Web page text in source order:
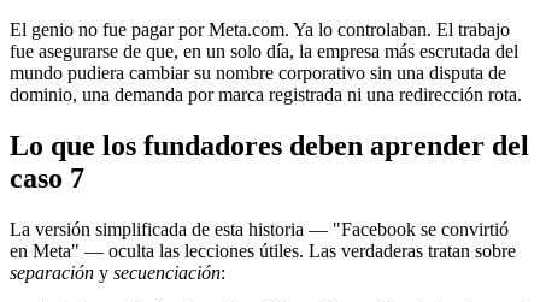
El genio no fue pagar por Meta.com. Ya lo controlaban. El trabajo
fue asegurarse de que, en un solo día, la empresa más escrutada del
mundo pudiera cambiar su nombre corporativo sin una disputa de
dominio, una demanda por marca registrada ni una redirección rota.
Lo que los fundadores deben aprender del
caso 7
La versión simplificada de esta historia — "Facebook se convirtió
en Meta" — oculta las lecciones útiles. Las verdaderas tratan sobre
separación y secuenciación: